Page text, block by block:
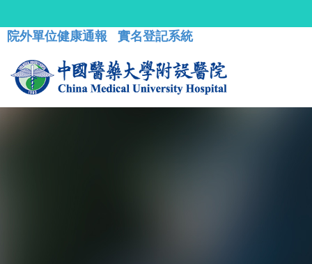
院外單位健康通報 實名登記系統